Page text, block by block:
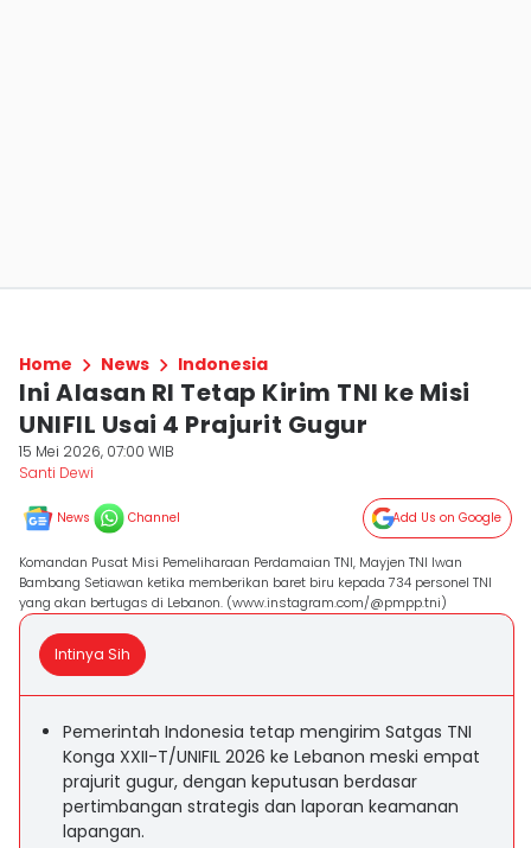
Home News Indonesia
Ini Alasan RI Tetap Kirim TNI ke Misi
UNIFIL Usai 4 Prajurit Gugur
15 Mei 2026, 07:00 WIB
Santi Dewi
News Channel Add Us on Google
Komandan Pusat Misi Pemeliharaan Perdamaian TNI, Mayjen TNI Iwan
Bambang Setiawan ketika memberikan baret biru kepada 734 personel TNI
yang akan bertugas di Lebanon. (www.instagram.com/@pmpp.tni)
Intinya Sih
Pemerintah Indonesia tetap mengirim Satgas TNI
Konga XXII-T/UNIFIL 2026 ke Lebanon meski empat
prajurit gugur, dengan keputusan berdasar
pertimbangan strategis dan laporan keamanan
lapangan.